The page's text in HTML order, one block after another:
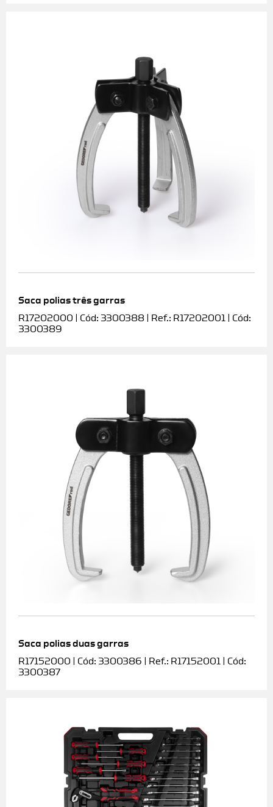
Saca polias três garras
R17202000 | Cód: 3300388 | Ref.: R17202001 | Cód:
3300389
Saca polias duas garras
R17152000 | Cód: 3300386 | Ref.: R17152001 | Cód:
3300387